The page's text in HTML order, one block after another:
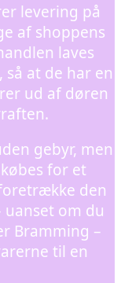
levering på
af shoppens
laves
at de har en
ud af døren
gebyr, men
for et
den
om du
Bramming –
til en